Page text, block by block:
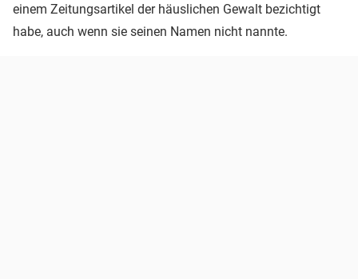
einem Zeitungsartikel der häuslichen Gewalt bezichtigt
habe, auch wenn sie seinen Namen nicht nannte.